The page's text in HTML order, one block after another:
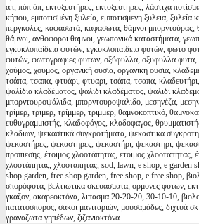
απ, πόπ άπ, εκτοξευτήρες, εκτοξευτηρες, λάστιχα
κήπου, εμποτισμένη ξυλεία, εμποτισμενη ξυλεια,
περγκολες, καφασωτά, καφασωτα, θάμνοι μπορντούρας,
θάμνοι, ανθοφοροι θαμνοι, γεωπονικά καταστήματα,
εγκυκλοπαίδεια φυτών, εγκυκλοπαιδεια φυτών, φωτο
φυτών, φωτογραφιες φυτων, οξύφυλλα, οξυφυλλα
χούμος, χουμος, οργανική ουσία, οργανικη ουσια,
τσάπα, τσαπα, φτυάρι, φτυαρι, τσάπα, τσαπα,
ψαλίδια κλαδέματος, ψαλίδι κλαδέματος, ψαλιδι
μπορντουροψάλιδα, μπορντουροψαλιδο, μεσηνέζα,
τρίμερ, τριμερ, τρίμμερ, τριμμερ, θαμνοκοπτικό,
ευθυγραμμιστής, κλαδοφάγος, κλαδοφαγος,
κλαδιων, ψεκαστικά συγκροτήματα, ψεκαστικα
ψεκαστήρες, ψεκαστηρες, ψεκαστήρι, ψεκαστηρι,
προπιεσης, έτοιμος χλοοτάπητας, ετοιμος χλοοταπητας,
χλοοτάπητας, χλοοταπητας, sod, lawn, e shop, e garden
shop garden, free shop garden, free shop, e free shop,
σπορόφυτα, βελτιωτικα σκευασματα, ορμονες φυτων,
γκαζον, ακαρεοκτόνα, λιπασμα 20-20-20, 30-10-10,
πατατοσπορος, σακοι μανιταριών, μουσαμάδες, διχτυά
γραναζωτα γηπέδων, ζιζανιοκτόνα